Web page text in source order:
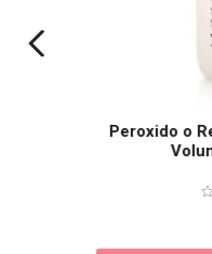
Peroxido o